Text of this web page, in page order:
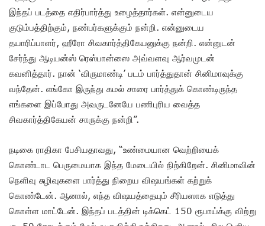
இந்தப் படத்தை எதிர்பார்த்து உழைத்தார்கள். என்னுடைய
குடும்பத்திற்கும், நண்பர்களுக்கும் நன்றி. என்னுடைய
தயாரிப்பாளர், ஹீரோ சிவகார்த்திகேயனுக்கு நன்றி. என்னுடன்
சேர்ந்து ஆடியன்ஸ் ரெஸ்பான்ஸை அவ்வளவு ஆர்வமுடன்
கவனித்தார். நான் ‘விருமாண்டி’ படம் பார்த்துதான் சினிமாவுக்கு
வந்தேன். எங்கோ இருந்து கமல் சாரை பார்த்துக் கொண்டிருந்த
எங்களை இப்போது அவருடனேயே பணிபுரிய வைத்த
சிவகார்த்திகேயன் சாருக்கு நன்றி”.
நடிகை ராதிகா பேசியதாவது, “உண்மையான வெற்றியைக்
கொண்டாட பெருமையாக இந்த மேடையில் நிற்கிறேன். சினிமாவின்
நெளிவு சுழிவுகளை பார்த்து நிறைய விஷயங்கள் கற்றுக்
கொண்டேன். ஆனால், எந்த விஷயத்தையும் சீரியஸாக எடுத்து
கொள்ள மாட்டேன். இந்தப் படத்தின் டிக்கெட் 150 ரூபாய்க்கு விற்று